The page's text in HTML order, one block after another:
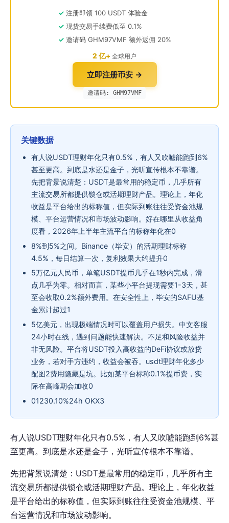
注册即领 100 USDT 体验金
现货交易手续费低至 0.1%
邀请码 GHM97VMF 额外返佣 20%
2 亿+ 全球用户
立即注册币安 →
邀请码: GHM97VMF
关键数据
有人说USDT理财年化只有0.5%，有人又吹嘘能跑到6%
甚至更高。到底是水还是金子，光听宣传根本不靠谱。
先把背景说清楚：USDT是最常用的稳定币，几乎所有
主流交易所都提供锁仓或活期理财产品。理论上，年化
收益是平台给出的标称值，但实际到账往往受资金池规
模、平台运营情况和市场波动影响。好在哪里从收益角
度看，2026年上半年主流平台的标称年化在0
8%到5%之间。Binance（毕安）的活期理财标称
4.5%，每日结算一次，复利效果大约提升0
5万亿元人民币，单笔USDT提币几乎在1秒内完成，滑
点几乎为零。相对而言，某些小平台提现需要1-3天，甚
至会收取0.2%额外费用。在安全性上，毕安的SAFU基
金累计超过1
5亿美元，出现极端情况时可以覆盖用户损失。中文客服
24小时在线，遇到问题能快速解决。不足和风险收益并
非无风险。平台将USDT投入高收益的DeFi协议或放贷
业务，若对手方违约，收益会被吞。usdt理财年化多少
配图2费用隐藏是坑。比如某平台标称0.1%提币费，实
际在高峰期会加收0
01230.10%24h OKX3
有人说USDT理财年化只有0.5%，有人又吹嘘能跑到6%甚
至更高。到底是水还是金子，光听宣传根本不靠谱。
先把背景说清楚：USDT是最常用的稳定币，几乎所有主
流交易所都提供锁仓或活期理财产品。理论上，年化收益
是平台给出的标称值，但实际到账往往受资金池规模、平
台运营情况和市场波动影响。